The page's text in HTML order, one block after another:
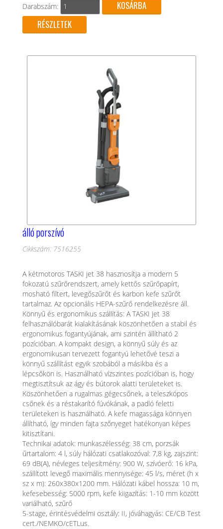
Darabszám:
RÉSZLETEK
álló porszívó
Cikkszám: 7516255
A kétmotoros TASKI jet 38 hasznosítja a modern 5
fokozatú szűrőrendszert, amely kettős szűrőpapírt,
mosható filtert, levegőszűrőt és karbon kefe szűrőt
tartalmaz. Az opcionális HEPA-szűrő rendelkezésre áll.
Könnyű és ergonomikus szállítás: A TASKI jet 38
felhasználóbarát kialakításának köszönhetően a stabil és
ergonomikus fogantyújának, ami szintén állítható 2
pozícióban. A kompakt design, a könnyű súly és az
ergonomikusan tervezett fogantyú lehetővé teszi a
könnyű szállítást egyik szobából a másikba és a
lépcsőkön is. Használható vízszintes pozícióban is, hogy
megtisztítsuk az ágy és bútorok alatti területeket is.
Köszönhetően a rugalmas gégecsőnek, a teleszkópos
csőnek és a réstakarító fúvókának, a padló feletti
területeken is használható. A kefe magassága könnyen
állítható, így minden fajta szőnyeget hatékonyan képes
kitisztítani.
Technikai adatok: munkaszélesség: 38 cm, porzsák
űrtartalom: 4 l, súly hálózati csatlakozóval: 7,8 kg, zajszint:
69 dB(A), névleges teljesítmény: 900 W, szívóerő: 16 kPa,
szállított levegő maximális mennyisége: 45 l/s, méret (h x
sz x m): 260x380x1200 mm. Hálózati kábel hossza: 10 m,
kefesebesség: 5000 rpm, kefe kiigazítás: 1-10 mm között
variálható, szűrő
5-stage, érintésvédelmi osztály: II, jóváhagyás: CE/CB Test
cert./NEMKO/cETLus.